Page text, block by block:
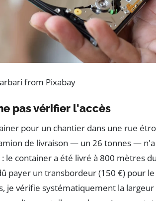
from Pixabay
pas vérifier l'accès
pour un chantier dans une rue
de livraison — un 26 tonnes —
: le container a été livré à 800 mètres
payer un transbordeur (150 €) pour le
je vérifie systématiquement la largeur